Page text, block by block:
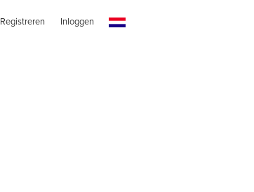
Registreren Inloggen